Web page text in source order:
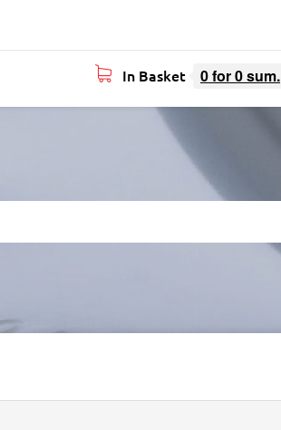
In Basket 0for0sum.